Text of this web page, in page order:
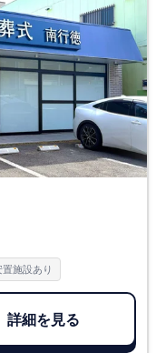
置施設あり
詳細を見る